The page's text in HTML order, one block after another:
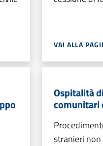
VAI ALLA
Ospitalità
comunitari
stranieri